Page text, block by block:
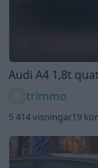
Audi A4 1,8t
trimmo
5 414 visningar19